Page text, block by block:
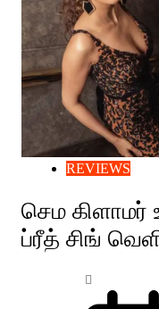
REVIEWS
செம கிளாமர்
ப்ரீத் சிங்